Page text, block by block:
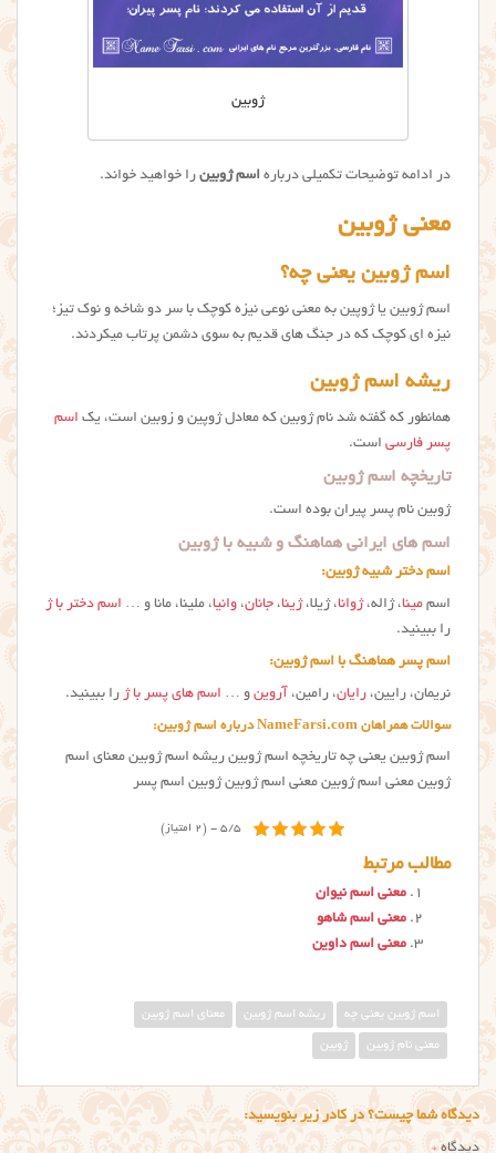
ژوبین
در ادامه توضیحات تکمیلی درباره اسم ژوبین را خواهید خواند.
معنی ژوبین
اسم ژوبین یعنی چه؟
اسم ژوبین یا ژوپین به معنی نوعی نیزه کوچک با سر دو شاخه و نوک تیز؛
نیزه ای کوچک که در جنگ های قدیم به سوی دشمن پرتاب میکردند.
ریشه اسم ژوبین
همانطور که گفته شد نام ژوبین که معادل ژوپین و زوبین است، یک اسم
پسر فارسی است.
تاریخچه اسم ژوبین
ژوبین نام پسر پیران بوده است.
اسم های ایرانی هماهنگ و شبیه با ژوبین
اسم دختر شبیه ژوبین:
اسم مینا، ژاله،ژوانا، ژیلا،ژینا، جانان، وانیا، ملینا، مانا و … اسم دختر با ژ
را ببینید.
اسم پسر هماهنگ با اسم ژوبین:
نریمان، رایین، رایان، رامین، آروین و … اسم های پسر با ژ را ببینید.
سوالات همراهان NameFarsi.com درباره اسم ژوبین:
اسم ژوبین یعنی چه تاریخچه اسم ژوبین ریشه اسم ژوبین معنای اسم
ژوبین معنى اسم ژوبین معنی اسم ژوبین ژوبین اسم پسر
5/5 - (2 امتیاز)
مطالب مرتبط
معنی اسم نیوان
معنی اسم شاهو
معنی اسم داوین
اسم ژوبین یعنی چه ریشه اسم ژوبین معنای اسم ژوبین
معنی نام ژوبین ژوبین
دیدگاه شما چیست؟ در کادر زیر بنویسید:
دیدگاه*